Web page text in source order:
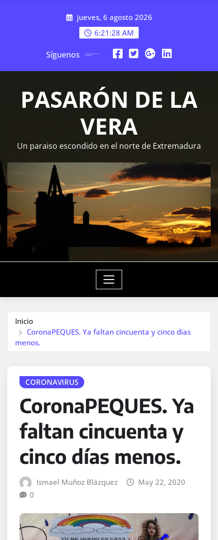
jueves, 6 agosto 2026
6:21:30 AM
Síguenos
PASARÓN DE LA
VERA
Un paraiso escondido en el norte de Extremadura
Inicio
CoronaPEQUES. Ya faltan cincuenta y cinco días
menos.
CORONAVIRUS
CoronaPEQUES. Ya
faltan cincuenta y
cinco días menos.
Ismael Muñoz Blázquez
May 22, 2020
0